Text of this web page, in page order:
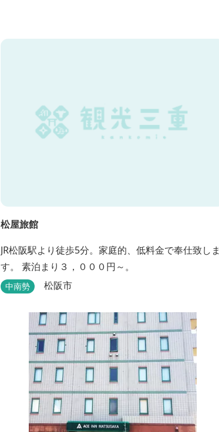
松屋旅館
JR松阪駅より徒歩5分。家庭的、低料金で奉仕致しま
す。 素泊まり３，０００円～。
中南勢 松阪市